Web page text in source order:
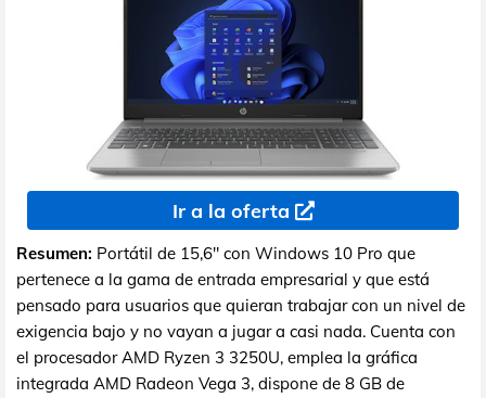
Ir a la oferta
Resumen: Portátil de 15,6" con Windows 10 Pro que
pertenece a la gama de entrada empresarial y que está
pensado para usuarios que quieran trabajar con un nivel de
exigencia bajo y no vayan a jugar a casi nada. Cuenta con
el procesador AMD Ryzen 3 3250U, emplea la gráfica
integrada AMD Radeon Vega 3, dispone de 8 GB de